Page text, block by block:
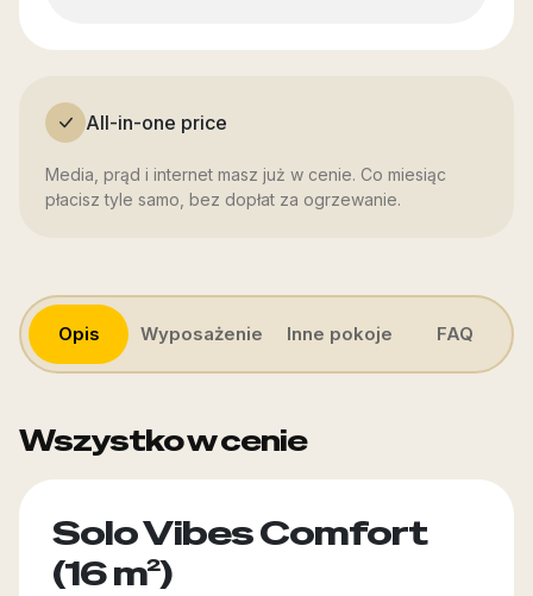
All-in-one price
Media, prąd i internet masz już w cenie. Co miesiąc
płacisz tyle samo, bez dopłat za ogrzewanie.
Opis Wyposażenie Inne pokoje FAQ
Wszystko w cenie
Solo Vibes Comfort
(16 m²)